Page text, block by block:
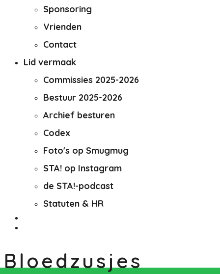
Sponsoring
Vrienden
Contact
Lid vermaak
Commissies 2025-2026
Bestuur 2025-2026
Archief besturen
Codex
Foto's op Smugmug
STA! op Instagram
de STA!-podcast
Statuten & HR
Bloedzusjes